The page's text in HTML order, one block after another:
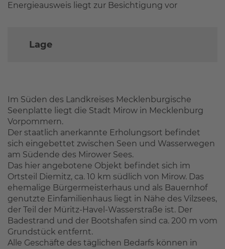
Energieausweis liegt zur Besichtigung vor
Lage
Im Süden des Landkreises Mecklenburgische
Seenplatte liegt die Stadt Mirow in Mecklenburg
Vorpommern.
Der staatlich anerkannte Erholungsort befindet
sich eingebettet zwischen Seen und Wasserwegen
am Südende des Mirower Sees.
Das hier angebotene Objekt befindet sich im
Ortsteil Diemitz, ca. 10 km südlich von Mirow. Das
ehemalige Bürgermeisterhaus und als Bauernhof
genutzte Einfamilienhaus liegt in Nähe des Vilzsees,
der Teil der Müritz-Havel-Wasserstraße ist. Der
Badestrand und der Bootshafen sind ca. 200 m vom
Grundstück entfernt.
Alle Geschäfte des täglichen Bedarfs können in